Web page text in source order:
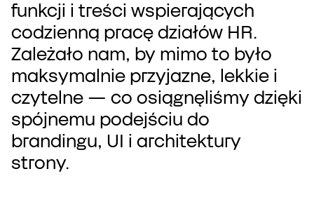
funkcji i treści wspierających
codzienną pracę działów HR.
Zależało nam, by mimo to było
maksymalnie przyjazne, lekkie i
czytelne — co osiągnęliśmy dzięki
spójnemu podejściu do
brandingu, UI i architektury
strony.